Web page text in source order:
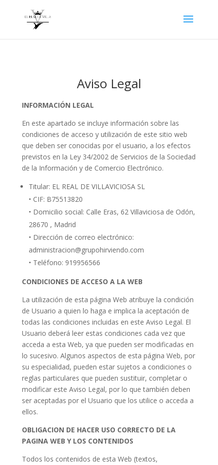
Aviso Legal
INFORMACIÓN LEGAL
En este apartado se incluye información sobre las
condiciones de acceso y utilización de este sitio web
que deben ser conocidas por el usuario, a los efectos
previstos en la Ley 34/2002 de Servicios de la Sociedad
de la Información y de Comercio Electrónico.
Titular: EL REAL DE VILLAVICIOSA SL
• CIF: B75513820
• Domicilio social: Calle Eras, 62 Villaviciosa de Odón,
28670 , Madrid
• Dirección de correo electrónico:
administracion@grupohirviendo.com
• Teléfono: 919956566
CONDICIONES DE ACCESO A LA WEB
La utilización de esta página Web atribuye la condición
de Usuario a quien lo haga e implica la aceptación de
todas las condiciones incluidas en este Aviso Legal. El
Usuario deberá leer estas condiciones cada vez que
acceda a esta Web, ya que pueden ser modificadas en
lo sucesivo. Algunos aspectos de esta página Web, por
su especialidad, pueden estar sujetos a condiciones o
reglas particulares que pueden sustituir, completar o
modificar este Aviso Legal, por lo que también deben
ser aceptadas por el Usuario que los utilice o acceda a
ellos.
OBLIGACION DE HACER USO CORRECTO DE LA
PAGINA WEB Y LOS CONTENIDOS
Todos los contenidos de esta Web (textos,